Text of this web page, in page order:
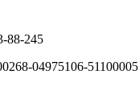
88-245
04975106-51100005